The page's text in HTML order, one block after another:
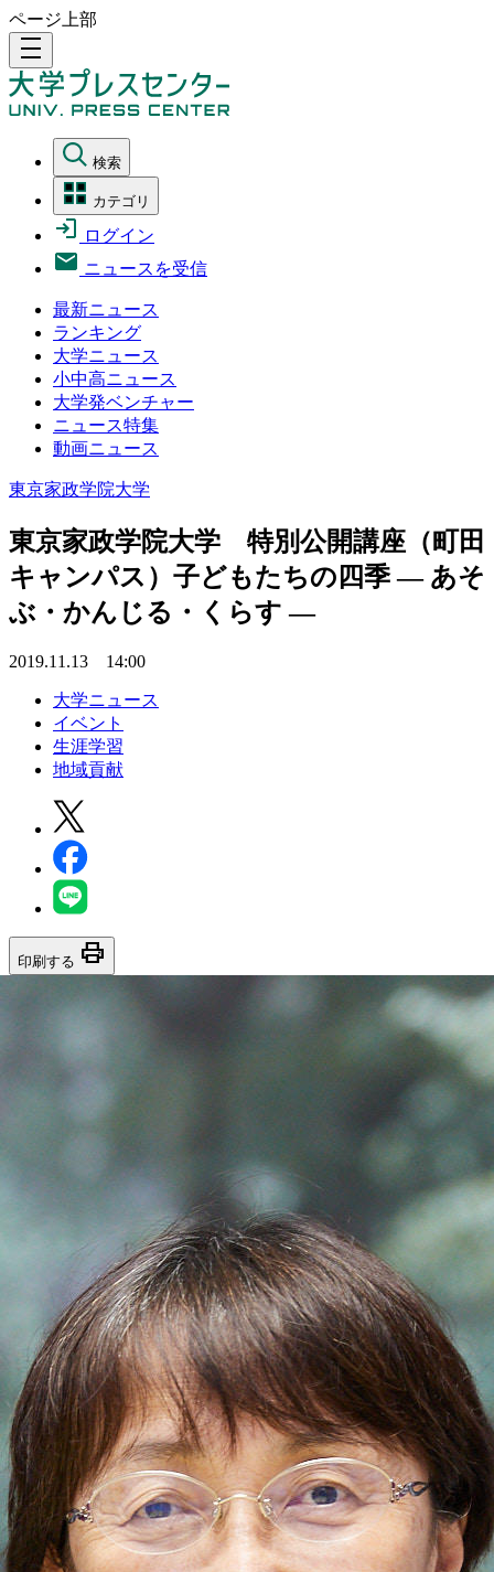
ページ上部
density_medium
検索
カテゴリ
ログイン
ニュースを受信
最新ニュース
ランキング
大学ニュース
小中高ニュース
大学発ベンチャー
ニュース特集
動画ニュース
東京家政学院大学
東京家政学院大学 特別公開講座（町田
キャンパス）子どもたちの四季 — あそ
ぶ・かんじる・くらす —
2019.11.13 14:00
大学ニュース
イベント
生涯学習
地域貢献
印刷する print